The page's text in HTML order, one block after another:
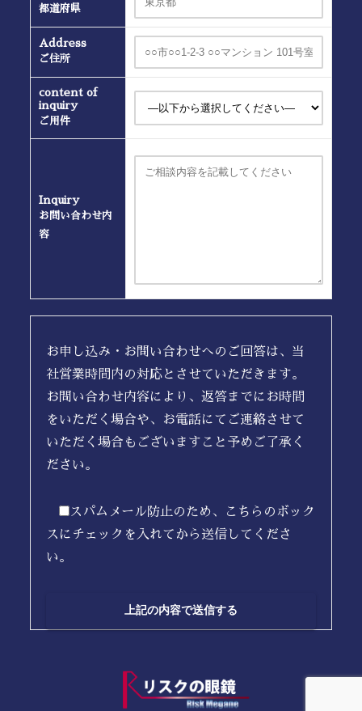
都道府県
Address
ご住所
content of
inquiry
ご用件
Inquiry
お問い合わせ内
容
お申し込み・お問い合わせへのご回答は、当
社営業時間内の対応とさせていただきます。
お問い合わせ内容により、返答までにお時間
をいただく場合や、お電話にてご連絡させて
いただく場合もございますこと予めご了承く
ださい。
スパムメール防止のため、こちらのボック
スにチェックを入れてから送信してくださ
い。